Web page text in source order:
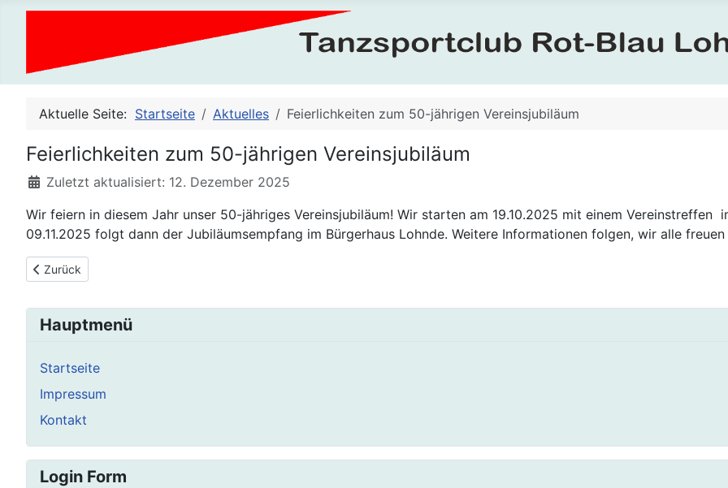
Aktuelle Seite: Startseite Aktuelles Feierlichkeiten zum 50-jährigen Vereinsjubiläum
Feierlichkeiten zum 50-jährigen Vereinsjubiläum
DetailsZuletzt aktualisiert: 12. Dezember 2025
Wir feiern in diesem Jahr unser 50-jähriges Vereinsjubiläum! Wir starten am 19.10.2025 mit einem Vereinstreffen
09.11.2025 folgt dann der Jubiläumsempfang im Bürgerhaus Lohnde. Weitere Informationen folgen, wir alle freuen
Vorheriger Beitrag: 50 Jahr-Feier
Zurück
Hauptmenü
Startseite
Impressum
Kontakt
Login Form